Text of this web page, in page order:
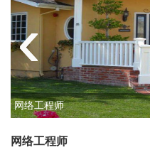
网络工程师
‹
‹
‹
‹
‹
网络工程师